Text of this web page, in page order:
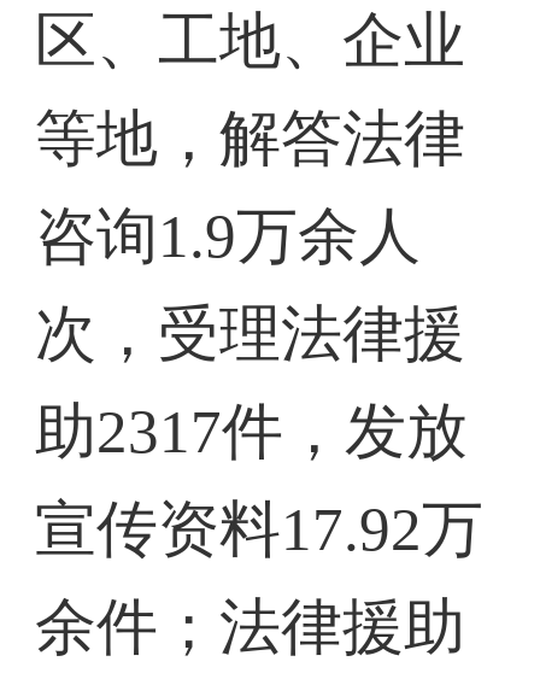
区、工地、企业
等地，解答法律
咨询1.9万余人
次，受理法律援
助2317件，发放
宣传资料17.92万
余件；法律援助